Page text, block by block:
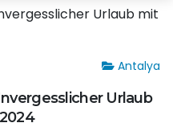
Antalya
Urlaub